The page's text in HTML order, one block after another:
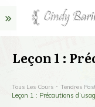
Leçon 1 :
Tous Les Cours Tendres